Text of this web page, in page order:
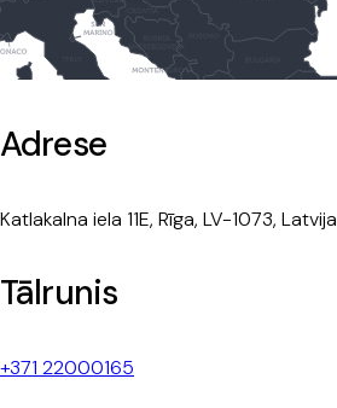
Adrese
Katlakalna iela 11E, Rīga, LV-1073, Latvija
Tālrunis
+371 22000165